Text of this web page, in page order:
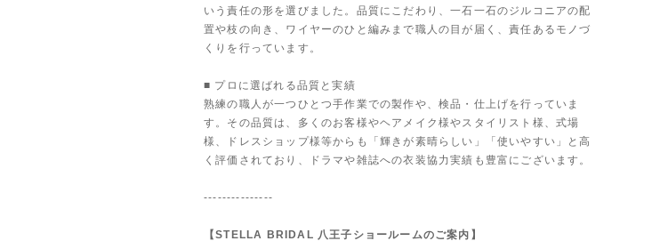
いう責任の形を選びました。品質にこだわり、一石一石のジルコニアの配
置や枝の向き、ワイヤーのひと編みまで職人の目が届く、責任あるモノづ
くりを行っています。
■ プロに選ばれる品質と実績
熟練の職人が一つひとつ手作業での製作や、検品・仕上げを行っていま
す。その品質は、多くのお客様やヘアメイク様やスタイリスト様、式場
様、ドレスショップ様等からも「輝きが素晴らしい」「使いやすい」と高
く評価されており、ドラマや雑誌への衣装協力実績も豊富にございます。
---------------
【STELLA BRIDAL 八王子ショールームのご案内】